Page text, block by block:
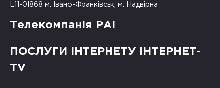
L11-01868 м. Івано-Франківськ, м. Надвірна
Телекомпанія РАІ
ПОСЛУГИ ІНТЕРНЕТУ ІНТЕРНЕТ-
TV